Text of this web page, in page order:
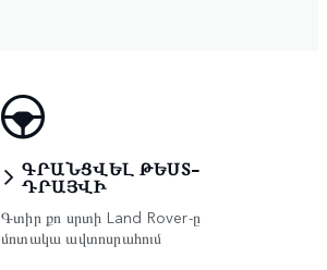
ԳՐԱՆՑՎԵԼ ԹԵՍՏ-
ԴՐԱՅՎԻ
Գտիր քո սրտի Land Rover-ը
մոտակա ավտոսրահում